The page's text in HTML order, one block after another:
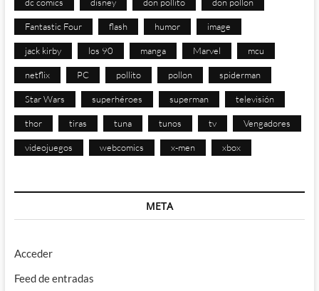
Fantastic Four flash humor image
jack kirby los 90 manga Marvel mcu
netflix PC pollito pollon spiderman
Star Wars superhéroes superman televisión
thor tiras tuna tunos tv Vengadores
videojuegos webcomics x-men xbox
META
Acceder
Feed de entradas